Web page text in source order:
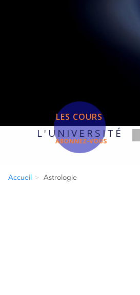
L'UNIVERSITÉ
LES COURS
ABONNEZ-VOUS
Accueil Astrologie